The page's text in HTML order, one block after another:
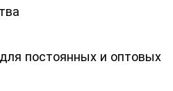
постоянных и оптовых